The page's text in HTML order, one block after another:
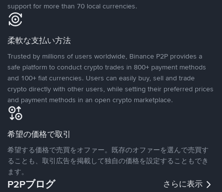
support for more than 70 local currencies.
柔軟な支払い方法
Trusted by millions of users worldwide, Binance P2P provides a
safe platform to conduct crypto trades in 800+ payment methods
and 100+ fiat currencies. Users can easily buy, sell and trade
crypto directly with other users, while setting their preferred prices
and payment methods in an open crypto marketplace.
希望の価格で取引
希望する価格で売買をオファー。既存のオファーを選んで売買す
ることも、取引広告を掲載して独自の価格を設定することもでき
ます。
P2Pブログ さらに表示